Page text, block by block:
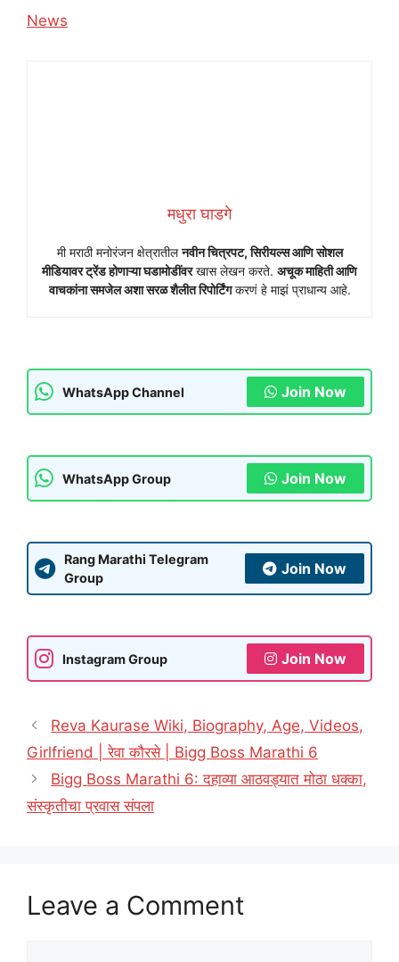
In relation to
News
मधुरा घाडगे
मी मराठी मनोरंजन क्षेत्रातीलनवीन चित्रपट, सिरीयल्स आणि सोशल
मीडियावर ट्रेंड होणाऱ्या घडामोडींवरखास लेखन करते. अचूक माहिती आणि
वाचकांना समजेल अशा सरळ शैलीत रिपोर्टिंगकरणं हे माझं प्राधान्य आहे.
WhatsApp Channel Join Now
WhatsApp Group Join Now
Rang Marathi Telegram
Group
Join Now
Instagram Group Join Now
Reva Kaurase Wiki, Biography, Age, Videos,
Girlfriend | रेवा कौरसे | Bigg Boss Marathi 6
Bigg Boss Marathi 6: दहाव्या आठवड्यात मोठा धक्का,
संस्कृतीचा प्रवास संपला
Leave a Comment